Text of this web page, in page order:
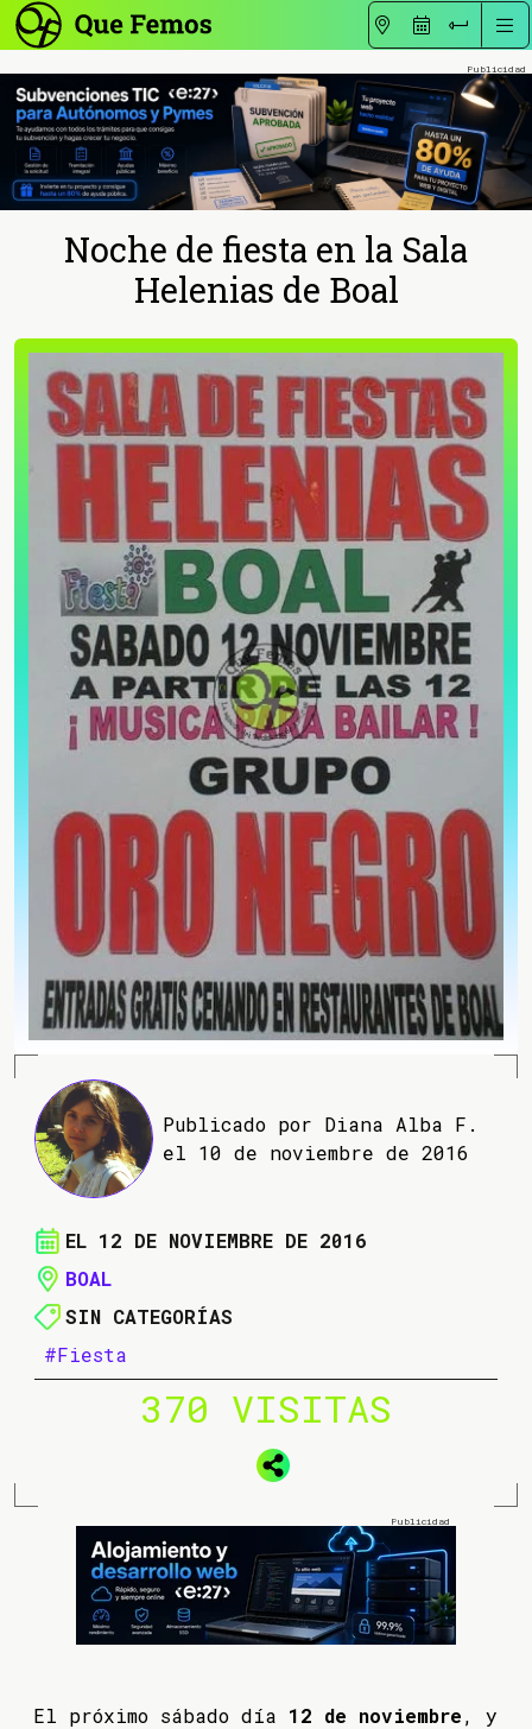
Noche de fiesta en la Sala
Helenias de Boal
Publicado por Diana Alba F.
el 10 de noviembre de 2016
EL 12 DE NOVIEMBRE DE 2016
BOAL
SIN CATEGORÍAS
#Fiesta
370 VISITAS
El próximo sábado día 12 de noviembre, y